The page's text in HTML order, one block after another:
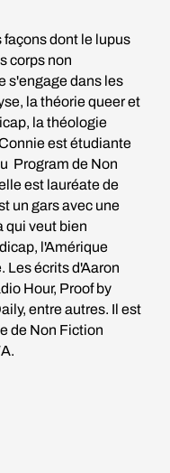
dont le lupus
corps non
s'engage dans les
la théorie queer et
la théologie
est étudiante
Program de Non
est lauréate de
un gars avec une
qui veut bien
l'Amérique
Les écrits d'Aaron
Hour, Proof by
entre autres. Il est
de Non Fiction